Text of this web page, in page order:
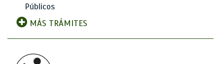
Públicos
MÁS TRÁMITES